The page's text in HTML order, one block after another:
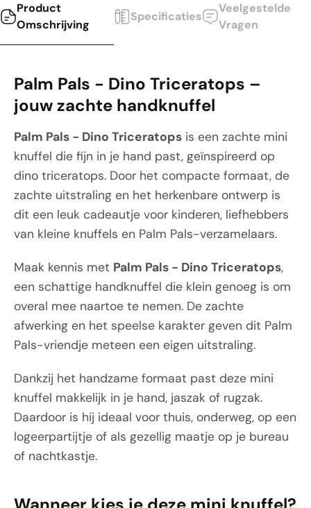
Product
Omschrijving
Specificaties
Veelgestelde
Vragen
Palm Pals - Dino Triceratops –
jouw zachte handknuffel
Palm Pals - Dino Triceratops is een zachte mini
knuffel die fijn in je hand past, geïnspireerd op
dino triceratops. Door het compacte formaat, de
zachte uitstraling en het herkenbare ontwerp is
dit een leuk cadeautje voor kinderen, liefhebbers
van kleine knuffels en Palm Pals-verzamelaars.
Maak kennis met Palm Pals - Dino Triceratops,
een schattige handknuffel die klein genoeg is om
overal mee naartoe te nemen. De zachte
afwerking en het speelse karakter geven dit Palm
Pals-vriendje meteen een eigen uitstraling.
Dankzij het handzame formaat past deze mini
knuffel makkelijk in je hand, jaszak of rugzak.
Daardoor is hij ideaal voor thuis, onderweg, op een
logeerpartijtje of als gezellig maatje op je bureau
of nachtkastje.